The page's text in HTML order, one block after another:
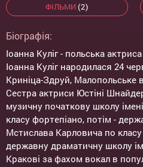
ФІЛЬМИ (2)
Біографія:
Іоанна Куліг - польська актриса
Іоанна Куліг народилася 24
Криніца-Здруй, Малопольське
Сестра актриси Юстіні
музичну початкову школу
класу фортепіано, потім -
Мстислава Карловича по класу
державну драматичну школу
Кракові за фахом вокал в